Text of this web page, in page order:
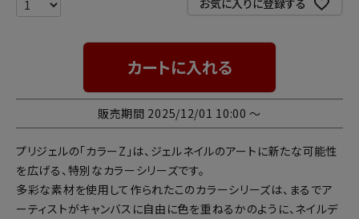
カートに入れる
販売期間 2025/12/01 10:00 〜
プリジェルの「カラーZ」は、ジェルネイルのアートに新たな可能性
を広げる、特別なカラーシリーズです。
多彩な素材を使用して作られたこのカラーシリーズは、まるでア
ーティストがキャンバスに自由に色を重ねるかのように、ネイルデ